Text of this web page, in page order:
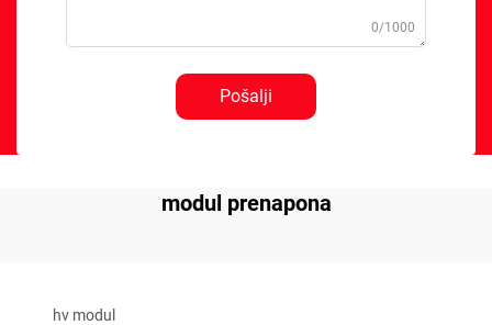
0/1000
Pošalji
modul prenapona
hv modul